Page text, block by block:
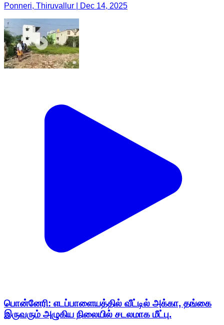
Ponneri, Thiruvallur | Dec 14, 2025
பொன்னேரி: எடப்பாளையத்தில் வீட்டில் அக்கா, தங்கை
இருவரும் அழுகிய நிலையில் சடலமாக மீட்பு.